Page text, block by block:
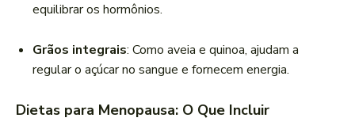
equilibrar os hormônios.
Grãos integrais: Como aveia e quinoa, ajudam a
regular o açúcar no sangue e fornecem energia.
Dietas para Menopausa: O Que Incluir